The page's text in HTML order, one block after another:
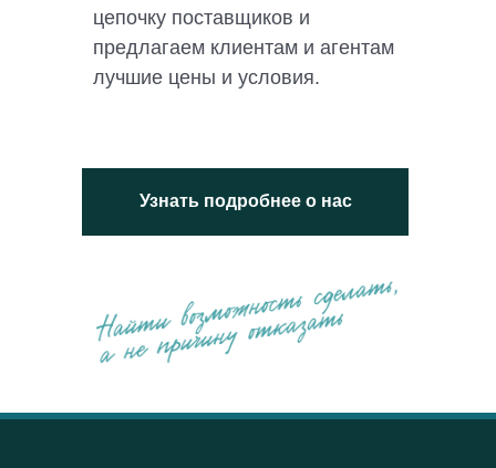
цепочку поставщиков и
предлагаем клиентам и агентам
лучшие цены и условия.
Узнать подробнее о нас